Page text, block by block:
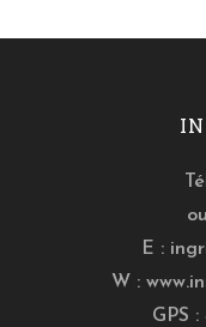
E :
W :
GPS :